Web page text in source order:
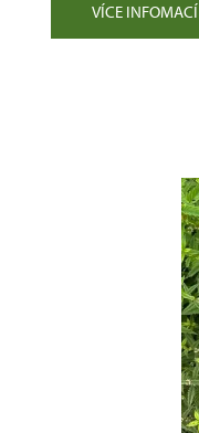
VÍCE INFOMACÍ